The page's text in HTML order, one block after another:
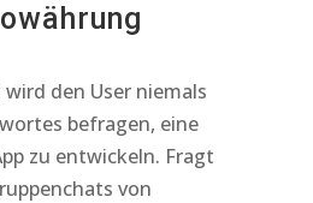
den User niemals
befragen, eine
zu entwickeln. Fragt
von